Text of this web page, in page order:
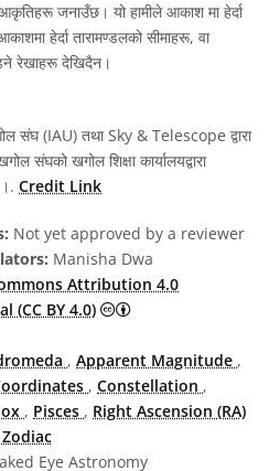
जनाउँछ। यो हामीले आकाश मा हेर्दा
हेर्दा तारामण्डलको सीमाहरू, वा
रेखाहरू देखिदैन।
संघ (IAU) तथा Sky & Telescope द्वारा
संघको खगोल शिक्षा कार्यालयद्वारा
Credit Link
Not yet approved by a reviewer
Manisha Dwa
Attribution 4.0
(CC BY 4.0)
Creative
, Apparent Magnitude ,
, Constellation ,
, Pisces , Right Ascension (RA)
Zodiac
Eye Astronomy